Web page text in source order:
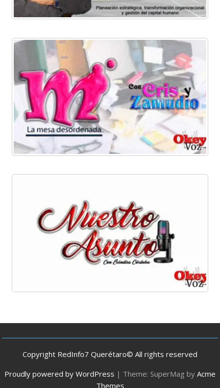
Copyright RedInfo7 Querétaro© All rights reserved
Proudly powered by WordPress | Theme: SuperMag by Acme
Themes